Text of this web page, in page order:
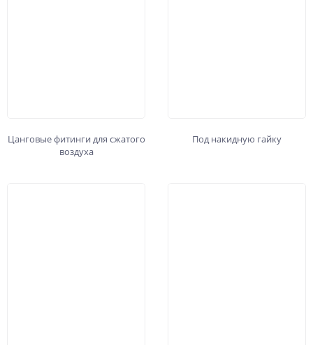
Цанговые фитинги для сжатого
воздуха
Под накидную гайку